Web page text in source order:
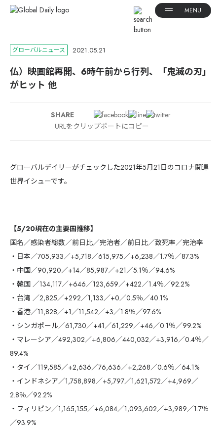
グローバルニュース 2021.05.21
仏）映画館再開、6時午前から行列、「鬼滅の刃」
がヒット 他
SHARE
URLをクリップポートにコピー
グローバルデイリーがチェックした2021年5月21日のコロナ関連
世界イシューです。
【5/20現在の主要国推移】
国名／感染者総数／前日比／完治者／前日比／致死率／完治率
・日本／705,933／+5,718／615,975／+6,238／1.7％／87.3%
・中国／90,920／+14／85,987／+21／5.1％／94.6%
・韓国 ／134,117／+646／123,659／+422／1.4％／92.2%
・台湾 ／2,825／+292／1,133／+0／0.5％／40.1%
・香港／11,828／+1／11,542／+3／1.8％／97.6%
・シンガポール／61,730／+41／61,229／+46／0.1％／99.2%
・マレーシア／492,302／+6,806／440,032／+3,916／0.4％／
89.4%
・タイ／119,585／+2,636／76,636／+2,268／0.6％／64.1%
・インドネシア／1,758,898／+5,797／1,621,572／+4,969／
2.8％／92.2%
・フィリピン／1,165,155／+6,084／1,093,602／+3,989／1.7％
／93.9%